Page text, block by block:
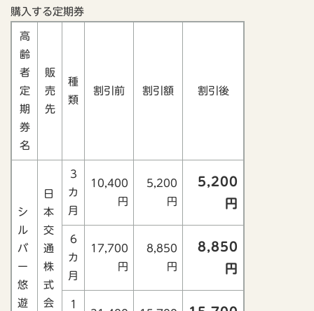
購入する定期券
高
齢
者
定
期
券
名
販
売
先
種
類
割引前 割引額 割引後
シ
ル
バ
ー
悠
遊
日
本
交
通
株
式
会
3
カ
月
10,400
円
5,200
円
5,200
円
6
カ
月
17,700
円
8,850
円
8,850
円
1